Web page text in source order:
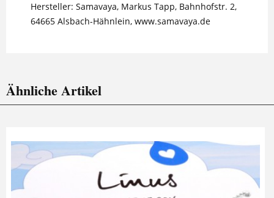
Hersteller: Samavaya, Markus Tapp, Bahnhofstr. 2,
64665 Alsbach-Hähnlein, www.samavaya.de
Ähnliche Artikel